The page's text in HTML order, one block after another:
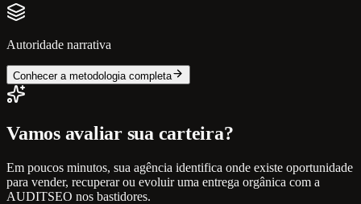
Autoridade narrativa
Conhecer a metodologia completa
Vamos avaliar sua carteira?
Em poucos minutos, sua agência identifica onde existe oportunidade
para vender, recuperar ou evoluir uma entrega orgânica com a
AUDITSEO nos bastidores.